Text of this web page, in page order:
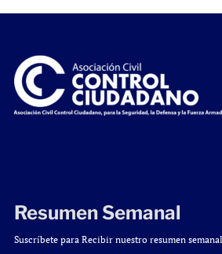
Resumen Semanal
Suscríbete para Recibir nuestro resumen